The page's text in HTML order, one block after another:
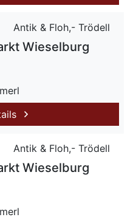
Antik & Floh,- Trödell
Wieselburg
Antik & Floh,- Trödell
Wieselburg